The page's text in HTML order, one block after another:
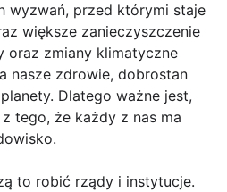
wyzwań, przed którymi staje
większe zanieczyszczenie
oraz zmiany klimatyczne
nasze zdrowie, dobrostan
Dlatego ważne jest,
tego, że każdy z nas ma
to robić rządy i instytucje.